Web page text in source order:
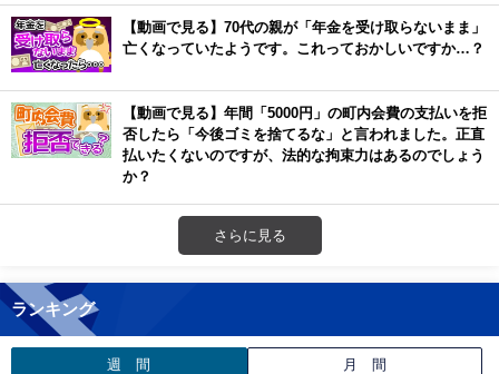
【動画で見る】70代の親が「年金を受け取らないまま」
亡くなっていたようです。これっておかしいですか…？
【動画で見る】年間「5000円」の町内会費の支払いを拒
否したら「今後ゴミを捨てるな」と言われました。正直
払いたくないのですが、法的な拘束力はあるのでしょう
か？
さらに見る
ランキング
週 間 月 間